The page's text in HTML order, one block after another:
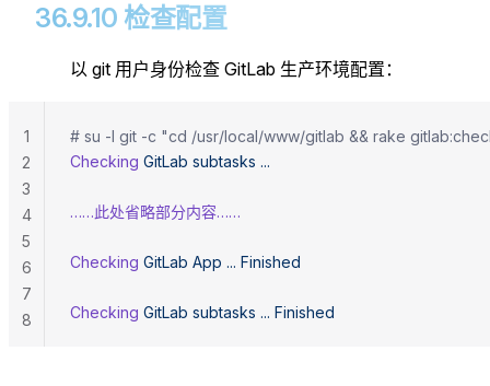
36.9.10 检查配置
以 git 用户身份检查 GitLab 生产环境配置：
# su -l git -c "cd /usr/local/www/gitlab && rake
Checking GitLab subtasks ...
……此处省略部分内容……
Checking GitLab App ... Finished
Checking GitLab subtasks ... Finished
1
2
3
4
5
6
7
8